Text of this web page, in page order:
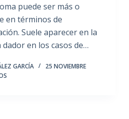
puede ser más o
en términos de
Suele aparecer en la
en los casos de…
GARCÍA
25 NOVIEMBRE